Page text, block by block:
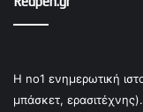
Η no1 ενημερωτική
μπάσκετ, ερασιτέχνης).